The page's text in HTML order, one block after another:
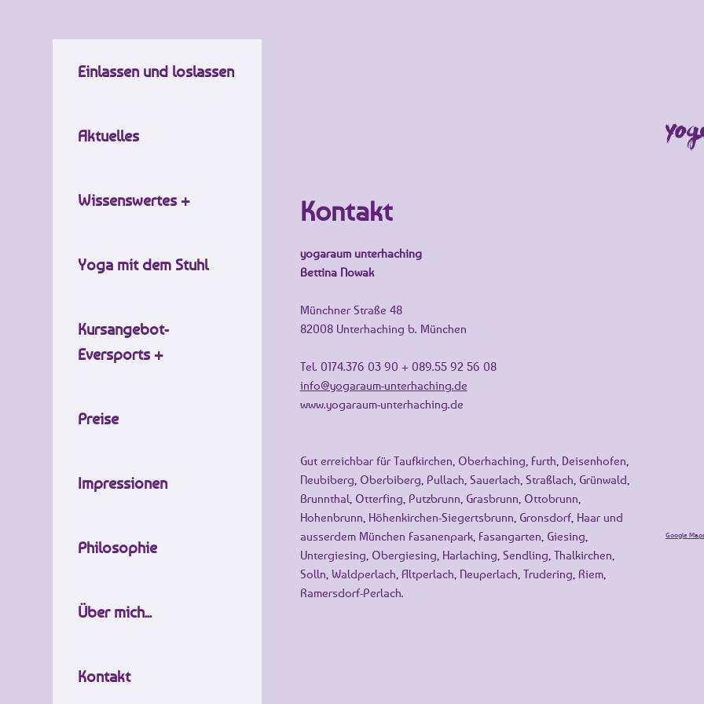
Einlassen und loslassen
Aktuelles
Wissenswertes +
Yoga mit dem Stuhl
Kursangebot-
Eversports +
Preise
Impressionen
Philosophie
Über mich...
Kontakt
Kontakt
yogaraum unterhaching
Bettina Nowak
Münchner Straße 48
82008 Unterhaching b. München
Tel. 0174.376 03 90 + 089.55 92 56 08
info@yogaraum-unterhaching.de
www.yogaraum-unterhaching.de
Gut erreichbar für Taufkirchen, Oberhaching, Furth, Deisenhofen,
Neubiberg, Oberbiberg, Pullach, Sauerlach, Straßlach, Grünwald,
Brunnthal, Otterfing, Putzbrunn, Grasbrunn, Ottobrunn,
Hohenbrunn, Höhenkirchen-Siegertsbrunn, Gronsdorf, Haar und
ausserdem München Fasanenpark, Fasangarten, Giesing,
Untergiesing, Obergiesing, Harlaching, Sendling, Thalkirchen,
Solln, Waldperlach, Altperlach, Neuperlach, Trudering, Riem,
Ramersdorf-Perlach.
Google